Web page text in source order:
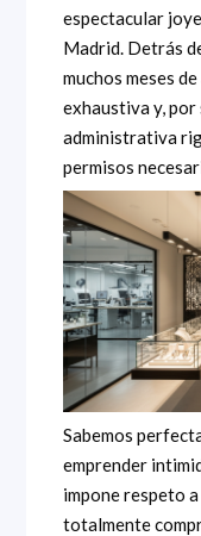
espectacular
Madrid. Detrás
muchos meses
exhaustiva y,
administrativa
permisos
Sabemos
emprender
impone respeto
totalmente